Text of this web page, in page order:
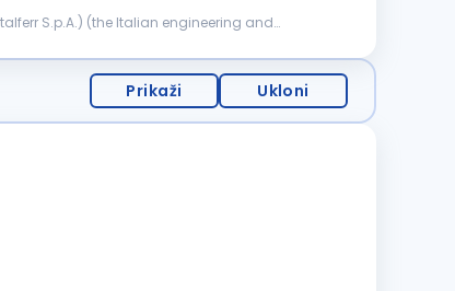
S.p.A.) (the Italian engineering and
Prikaži Ukloni